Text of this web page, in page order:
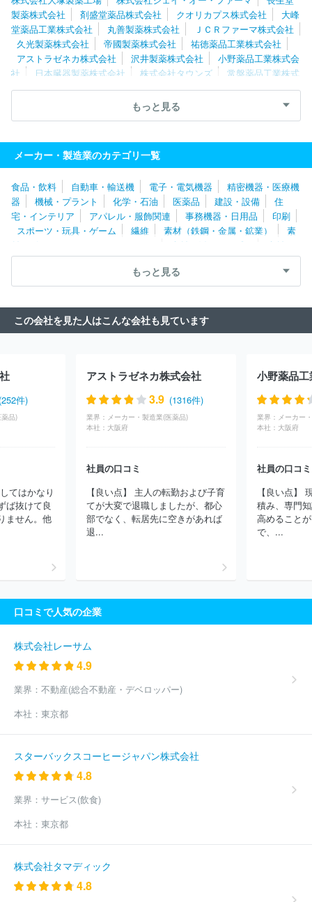
製薬株式会社
剤盛堂薬品株式会社 クオリカプス株式会社
大峰
堂薬品工業株式会社
丸善製薬株式会社
ＪＣＲファーマ株式会社
久光製薬株式会社
帝國製薬株式会社
祐徳薬品工業株式会社
アストラゼネカ株式会社
沢井製薬株式会社
小野薬品工業株式会
社
日本臓器製薬株式会社 株式会社タウンズ
常盤薬品工業株式
会社
株式会社医学生物学研究所 鶴原製薬株式会社
株式会社三
富士カプセル株式会社
小林製
薬株式会社
製薬株式会社
浜理薬品工業株式会社 伊藤製油株式会社
陽進堂
ホールディングス株式会社
東和薬品株式会社
薬株式会社
千寿製薬株式会社 タカラバイオ株式会社
森下仁丹
株式会社
キッセイ薬品工業株式会社 バイエル薬品株式会社
友ファーマ株式会社
東亜薬品株式会社 マルホ株式会社
日医工
株式会社
日本全薬工業株式会社
第一三共プロファーマ株式会社
大塚製薬株式会社 白鳥製薬株式会社
株式会社
中外製薬工業株式会社 ＣＳＬベーリング株式会社
グ
ラクソ・スミスクライン株式会社
デンカ生研株式会社
カイノス
ユースキン製薬株式会社
ノバルティスファーマ株式会
株式会社シノテスト
杏林製薬株式会社
協和発酵バイオ株式会
社
Ｍｅｉｊｉ Ｓｅｉｋａファルマ株式会社
協和キリン株式会
社
中外製薬株式会社
社
アステラス製薬株式会社 ＭＳＤ株式会社
株式会社ツムラ
メディカル株式会社
帝人ファーマ株式会社
株式会社大石膏盛堂
会社
米沢浜理薬品工業株式会社 みどり化学株式会社
株式会社
ニチレイバイオサイエンス
アルプス薬品工業株式会社
ワクチノ
ーバ株式会社
中日本カプセル株式会社 ほか(422件)
もっと見る
メーカー・製造業のカテゴリ一覧
食品・飲料 自動車・輸送機 電子・電気機器
精密機器・医療機
器
機械・プラント 化学・石油 医薬品 建設・設備
住
宅・インテリア
アパレル・服飾関連 事務機器・日用品
印刷
スポーツ・玩具・ゲーム
繊維 素材（鉄鋼・金属・鉱業）
素
材（ゴム・ガラス・セラミックス）
素材（紙・パルプ）
素材
（その他）
農林・水産 たばこ・飼料 その他
もっと見る
この会社を見た人はこんな会社も見ています
件)
品)
てはかなり
ば抜けて良
ません。他
アストラゼネカ株式会社
3.9 (1316件)
業界： メーカー・製造業(医薬品)
本社： 大阪府
社員の口コミ
【良い点】 主人の転勤および子育
てが大変で退職しましたが、都心
部でなく、転居先に空きがあれば
退...
小野薬品
業界： メーカー
本社： 大阪府
社員の口コミ
【良い点】
積み、専門
高めること
で、...
口コミで人気の企業
株式会社レーサム
4.9
業界： 不動産(総合不動産・デベロッパー)
本社： 東京都
スターバックスコーヒージャパン株式会社
4.8
業界： サービス(飲食)
本社： 東京都
株式会社タマディック
4.8